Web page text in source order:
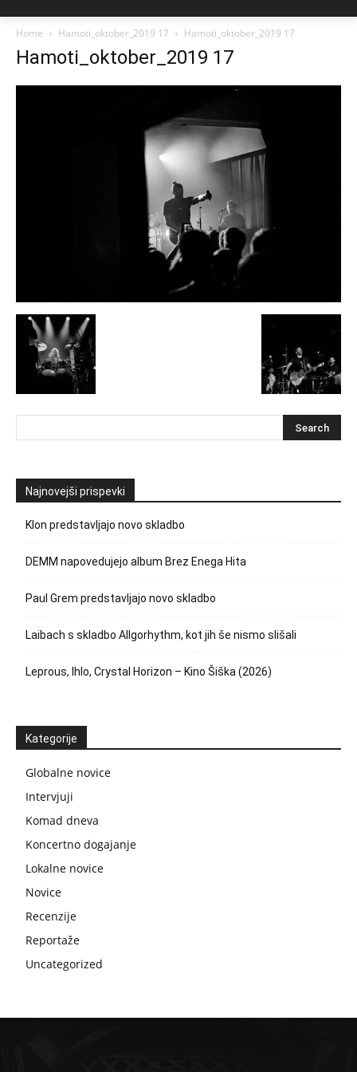
Home Hamoti_oktober_2019 17 Hamoti_oktober_2019 17
Hamoti_oktober_2019 17
Najnovejši prispevki
Klon predstavljajo novo skladbo
DEMM napovedujejo album Brez Enega Hita
Paul Grem predstavljajo novo skladbo
Laibach s skladbo Allgorhythm, kot jih še nismo slišali
Leprous, Ihlo, Crystal Horizon – Kino Šiška (2026)
Kategorije
Globalne novice
Intervjuji
Komad dneva
Koncertno dogajanje
Lokalne novice
Novice
Recenzije
Reportaže
Uncategorized